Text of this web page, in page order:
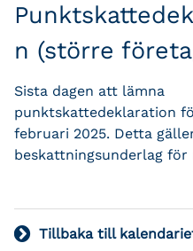
n (större
Sista dagen att lämna
punktskattedeklaration
februari 2025. Detta
beskattningsunderlag
Tillbaka till